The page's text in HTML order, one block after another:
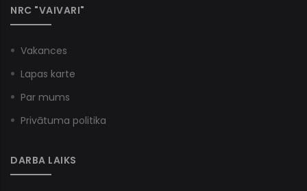
NRC "VAIVARI"
Vakances
Lapas karte
Par mums
Privātuma politika
DARBA LAIKS